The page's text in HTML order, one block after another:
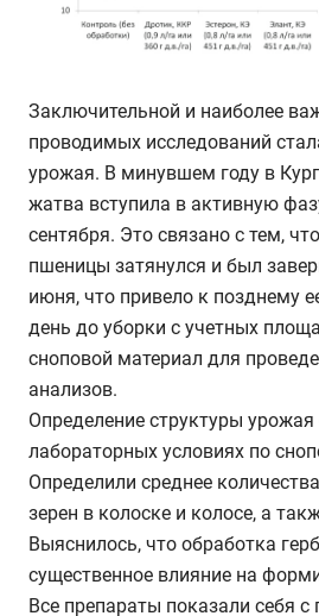
Заключительной и наиболее
проводимых исследований
урожая. В минувшем году в
жатва вступила в активную
сентября. Это связано с тем,
пшеницы затянулся и был
июня, что привело к позднему
день до уборки с учетных
сноповой материал для
анализов.
Определение структуры
лабораторных условиях по
Определили среднее
зерен в колоске и колосе, а
Выяснилось, что обработка
существенное влияние на
Все препараты показали себя с